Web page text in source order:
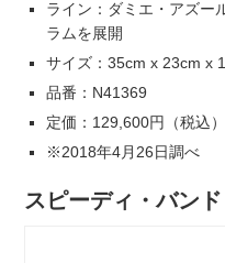
ライン：ダミエ・アズー
ラムを展開
サイズ：35cm x 23cm x
品番：N41369
定価：129,600円（税込
※2018年4月26日調べ
スピーディ・バン